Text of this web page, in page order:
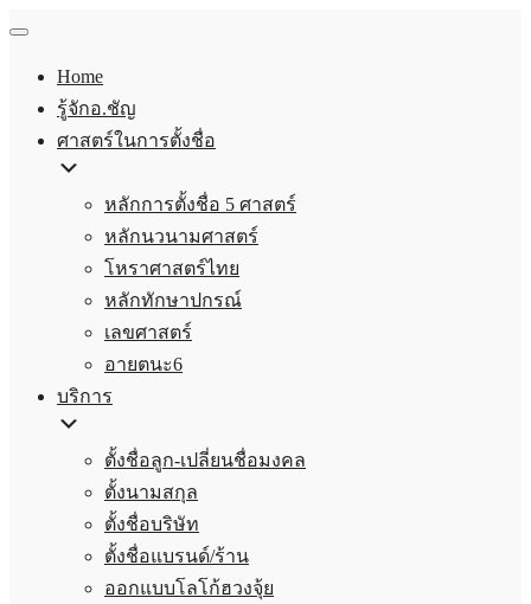
Home
รู้จักอ.ชัญ
ศาสตร์ในการตั้งชื่อ
หลักการตั้งชื่อ 5 ศาสตร์
หลักนวนามศาสตร์
โหราศาสตร์ไทย
หลักทักษาปกรณ์
เลขศาสตร์
อายตนะ6
บริการ
ตั้งชื่อลูก-เปลี่ยนชื่อมงคล
ตั้งนามสกุล
ตั้งชื่อบริษัท
ตั้งชื่อแบรนด์/ร้าน
ออกแบบโลโก้ฮวงจุ้ย